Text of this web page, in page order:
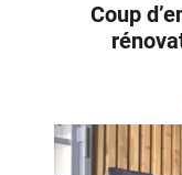
Coup